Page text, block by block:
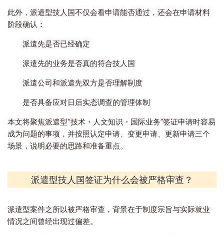
此外，派遣型技人国不仅会看申请能否通过，还会在申请材料
阶段确认：
派遣先是否已经确定
派遣先的业务是否真的符合技人国
派遣公司和派遣先双方是否理解制度
是否具备应对日后实态调查的管理体制
本文将聚焦派遣型“技术・人文知识・国际业务”签证申请时容易
成为问题的事项，并按照认定申请、变更申请、更新申请三个
场景，说明必要的思路和准备重点。
派遣型技人国签证为什么会被严格审查？
派遣型案件之所以被严格审查，背景在于制度宗旨与实际就业
情况之间曾经出现过偏差。